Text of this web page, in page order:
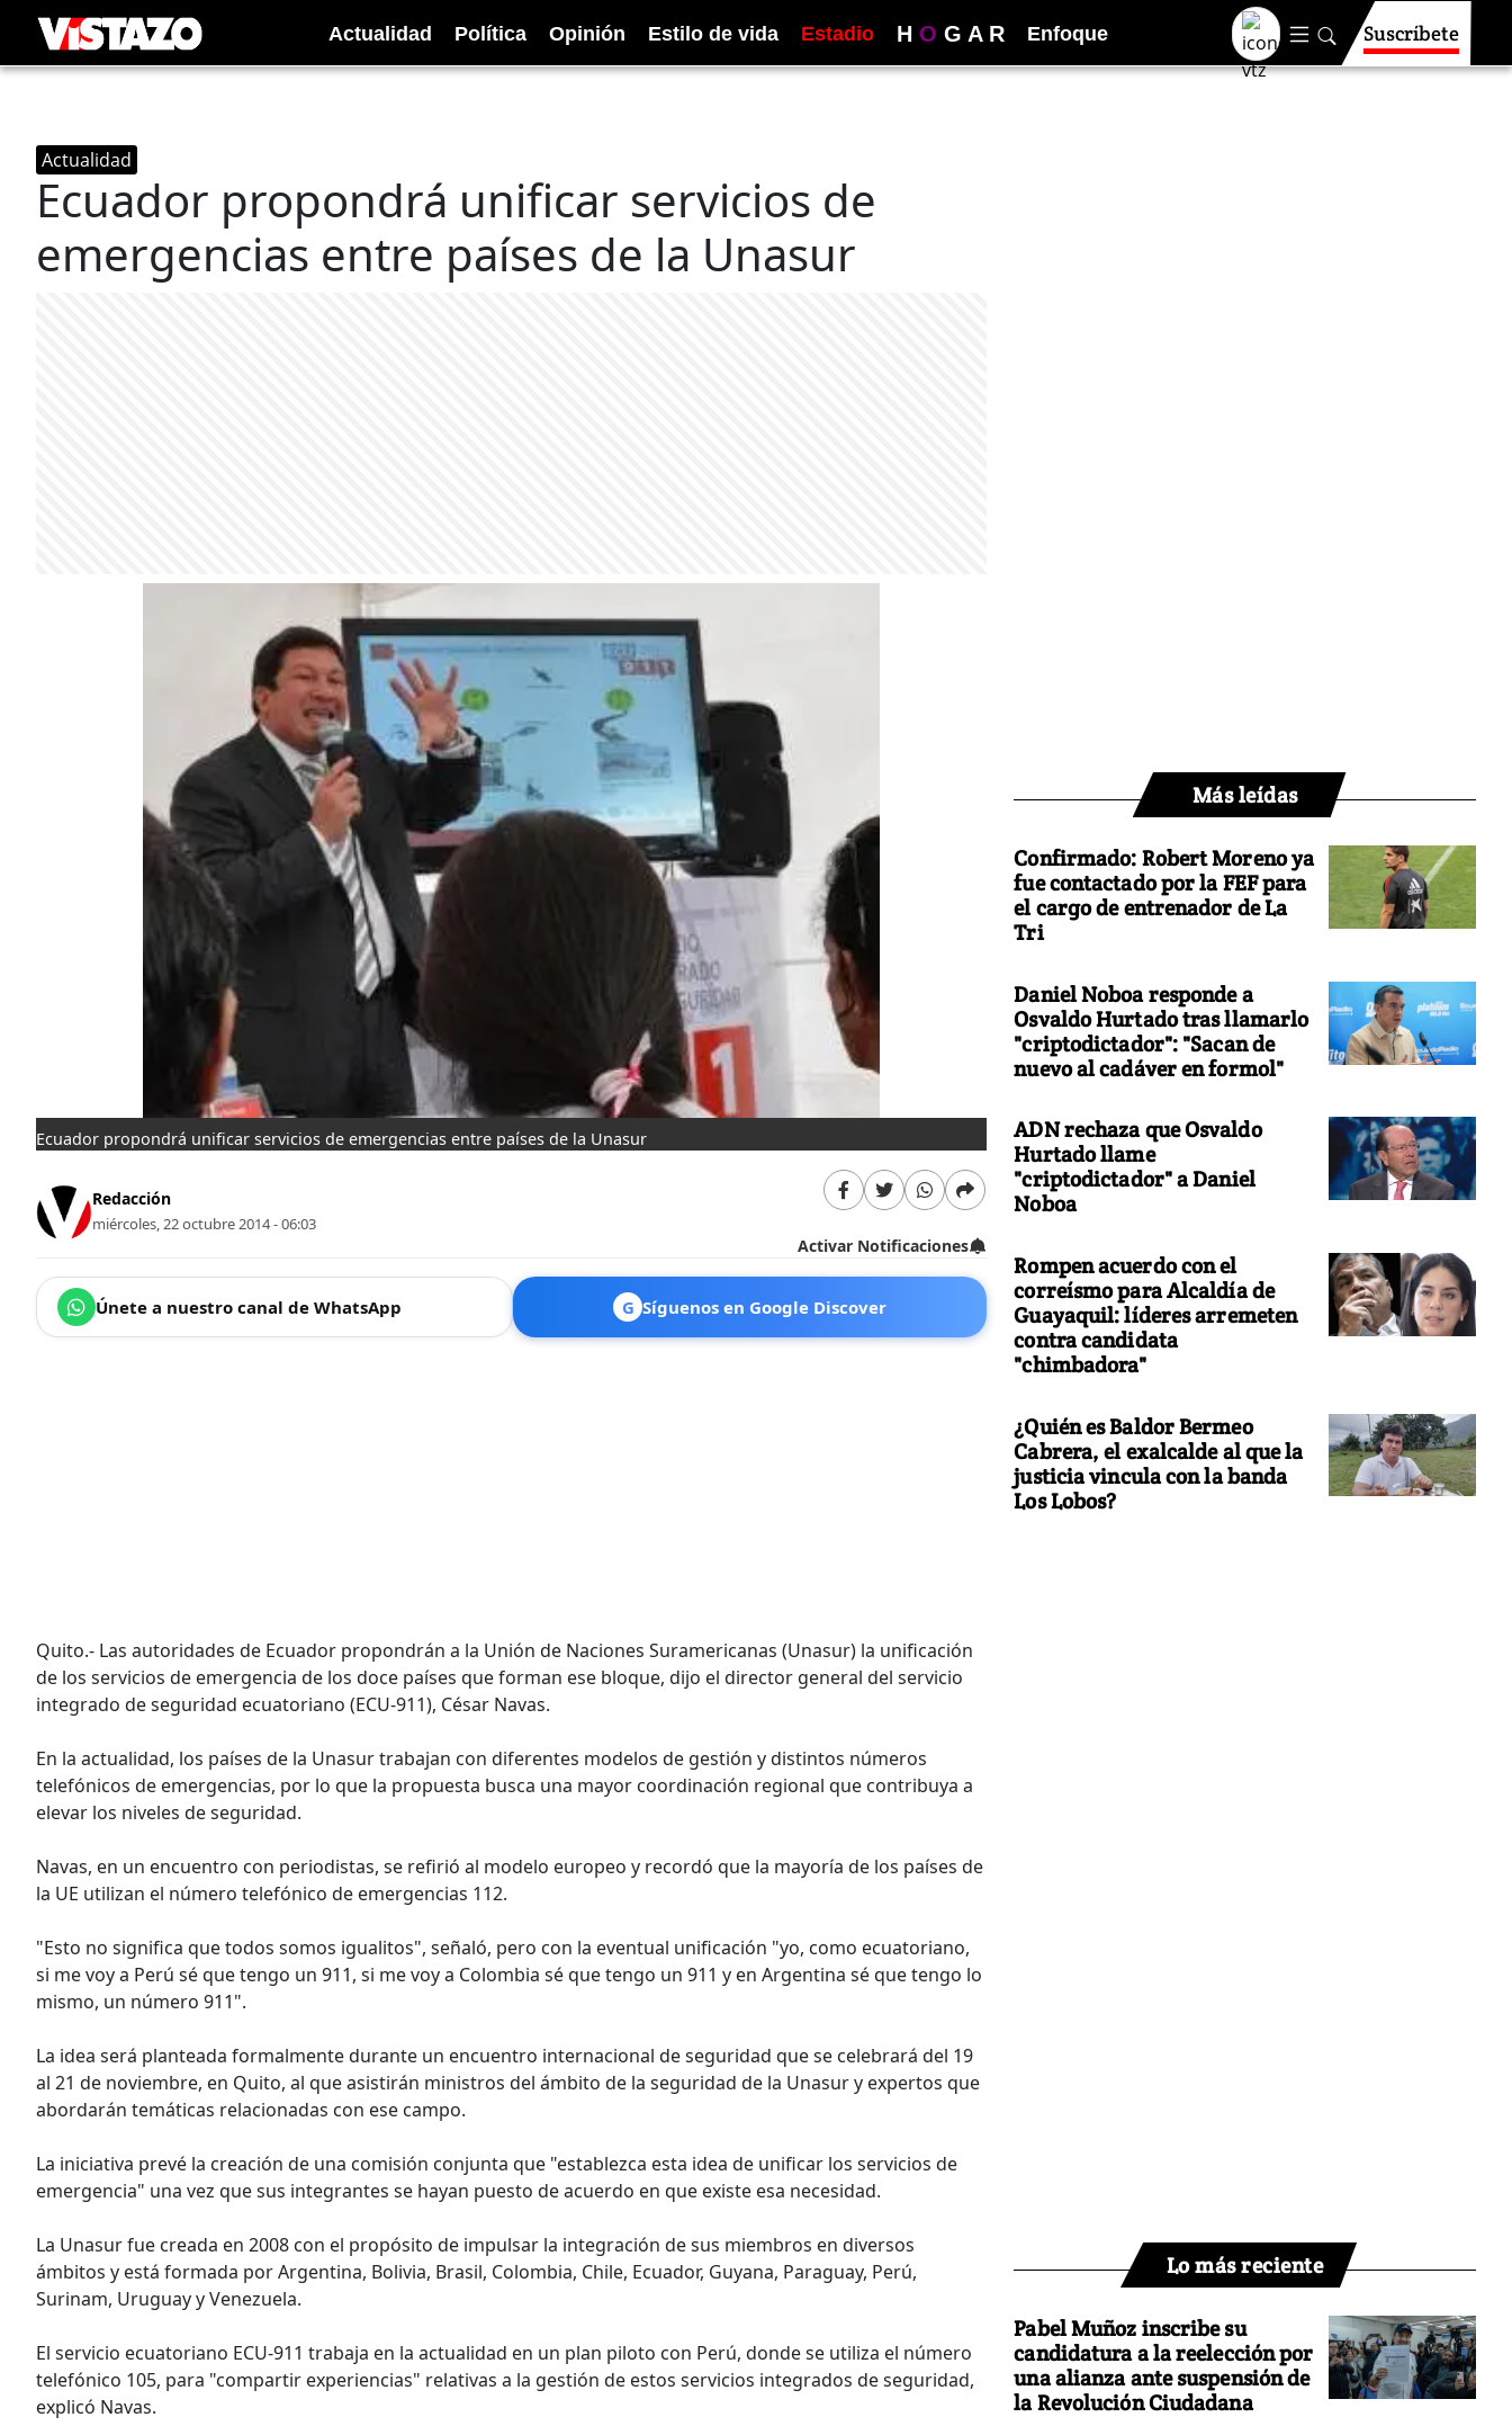
Actualidad Política Opinión Estilo de vida Estadio H O G A R Enfoque Suscríbete
Actualidad
Ecuador propondrá unificar servicios de
emergencias entre países de la Unasur
Ecuador propondrá unificar servicios de emergencias entre países de la Unasur
Redacción
miércoles, 22 octubre 2014 - 06:03
Activar Notificaciones
Únete a nuestro canal de WhatsApp G Síguenos en Google Discover
Quito.- Las autoridades de Ecuador propondrán a la Unión de Naciones Suramericanas (Unasur) la unificación
de los servicios de emergencia de los doce países que forman ese bloque, dijo el director general del servicio
integrado de seguridad ecuatoriano (ECU-911), César Navas.
En la actualidad, los países de la Unasur trabajan con diferentes modelos de gestión y distintos números
telefónicos de emergencias, por lo que la propuesta busca una mayor coordinación regional que contribuya a
elevar los niveles de seguridad.
Navas, en un encuentro con periodistas, se refirió al modelo europeo y recordó que la mayoría de los países de
la UE utilizan el número telefónico de emergencias 112.
"Esto no significa que todos somos igualitos", señaló, pero con la eventual unificación "yo, como ecuatoriano,
si me voy a Perú sé que tengo un 911, si me voy a Colombia sé que tengo un 911 y en Argentina sé que tengo lo
mismo, un número 911".
La idea será planteada formalmente durante un encuentro internacional de seguridad que se celebrará del 19
al 21 de noviembre, en Quito, al que asistirán ministros del ámbito de la seguridad de la Unasur y expertos que
abordarán temáticas relacionadas con ese campo.
La iniciativa prevé la creación de una comisión conjunta que "establezca esta idea de unificar los servicios de
emergencia" una vez que sus integrantes se hayan puesto de acuerdo en que existe esa necesidad.
La Unasur fue creada en 2008 con el propósito de impulsar la integración de sus miembros en diversos
ámbitos y está formada por Argentina, Bolivia, Brasil, Colombia, Chile, Ecuador, Guyana, Paraguay, Perú,
Surinam, Uruguay y Venezuela.
El servicio ecuatoriano ECU-911 trabaja en la actualidad en un plan piloto con Perú, donde se utiliza el número
telefónico 105, para "compartir experiencias" relativas a la gestión de estos servicios integrados de seguridad,
explicó Navas.
Más leídas
Confirmado: Robert Moreno ya
fue contactado por la FEF para
el cargo de entrenador de La
Tri
Daniel Noboa responde a
Osvaldo Hurtado tras llamarlo
"criptodictador": "Sacan de
nuevo al cadáver en formol"
ADN rechaza que Osvaldo
Hurtado llame
"criptodictador" a Daniel
Noboa
Rompen acuerdo con el
correísmo para Alcaldía de
Guayaquil: líderes arremeten
contra candidata
"chimbadora"
¿Quién es Baldor Bermeo
Cabrera, el exalcalde al que la
justicia vincula con la banda
Los Lobos?
Lo más reciente
Pabel Muñoz inscribe su
candidatura a la reelección por
una alianza ante suspensión de
la Revolución Ciudadana